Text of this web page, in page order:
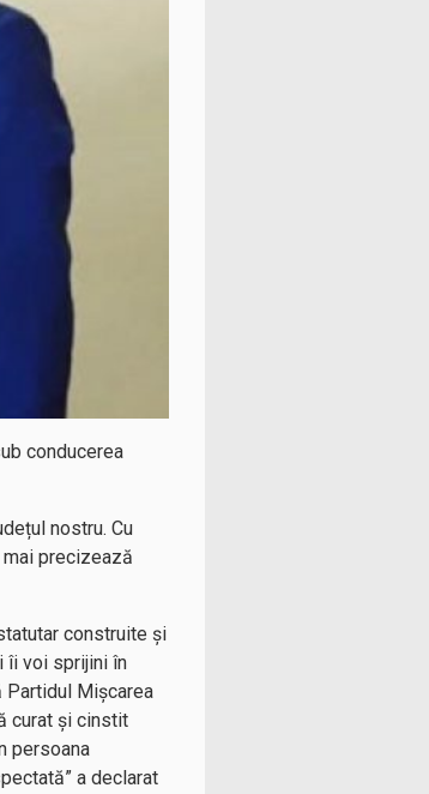
conducerea
nostru. Cu
precizează
construite și
îi voi sprijini în
Partidul Mișcarea
curat și cinstit
persoana
a declarat